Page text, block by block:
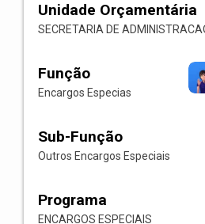
Unidade Orçamentária
SECRETARIA DE
Função
Encargos Especias
Sub-Função
Outros Encargos Especiais
Programa
ENCARGOS ESPECIAIS